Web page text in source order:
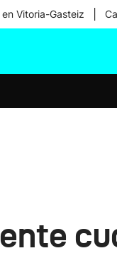
Vitoria-Gasteiz